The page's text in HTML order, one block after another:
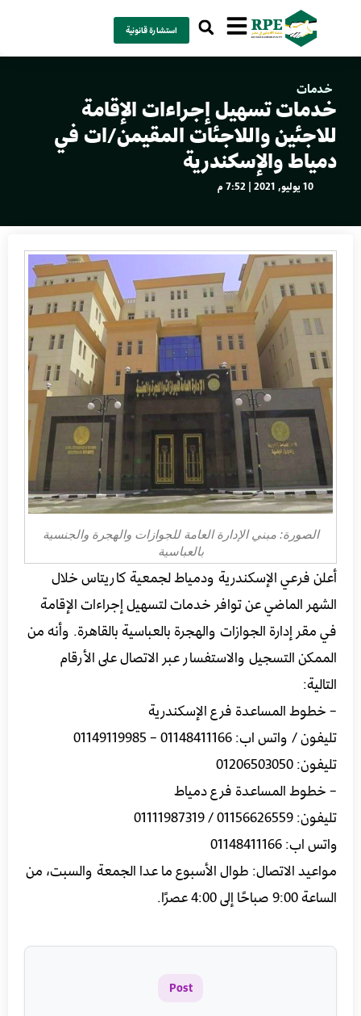
استشارة قانونية
خدمات
خدمات تسهيل إجراءات الإقامة
للاجئين واللاجئات المقيمن/ات في
دمياط والإسكندرية
10 يوليو, 2021 | 7:52 م
الصورة: مبني الإدارة العامة للجوازات والهجرة والجنسية
بالعباسية
أعلن فرعي الإسكندرية ودمياط لجمعية كاريتاس خلال
الشهر الماضي عن توافر خدمات لتسهيل إجراءات الإقامة
في مقر إدارة الجوازات والهجرة بالعباسية بالقاهرة. وأنه من
الممكن التسجيل والاستفسار عبر الاتصال على الأرقام
التالية:
– خطوط المساعدة فرع الإسكندرية
تليفون / واتس اب: 01148411166 – 01149119985
تليفون: 01206503050
– خطوط المساعدة فرع دمياط
تليفون: 01156626559 / 01111987319
واتس اب: 01148411166
مواعيد الاتصال: طوال الأسبوع ما عدا الجمعة والسبت، من
الساعة 9:00 صباحًا إلى 4:00 عصرًا.
Post